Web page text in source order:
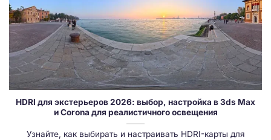
HDRI для экстерьеров 2026: выбор, настройка в 3ds Max
и Corona для реалистичного освещения
Узнайте, как выбирать и настраивать HDRI-карты для